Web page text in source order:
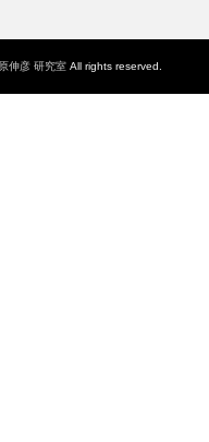
伸彦 研究室All rights reserved.